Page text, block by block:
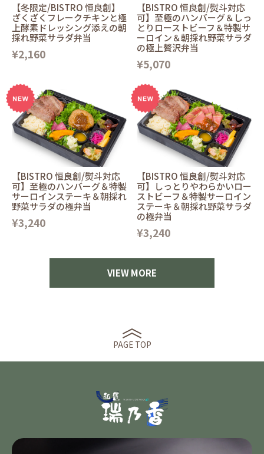
【冬限定/BISTRO 恒良創】
ざくざくフレークチキンと極
上酵素ドレッシング添えの朝
採れ野菜サラダ弁当
¥2,160
【BISTRO 恒良創/熨斗対応
可】至極のハンバーグ＆しっ
とりローストビーフ＆特製サ
ーロイン＆朝採れ野菜サラダ
の極上贅沢弁当
¥5,070
【BISTRO 恒良創/熨斗対応
可】至極のハンバーグ＆特製
サーロインステーキ＆朝採れ
野菜サラダの極弁当
¥3,240
【BISTRO 恒良創/熨斗対応
可】しっとりやわらかいロー
ストビーフ＆特製サーロイン
ステーキ＆朝採れ野菜サラダ
の極弁当
¥3,240
VIEW MORE
PAGE TOP